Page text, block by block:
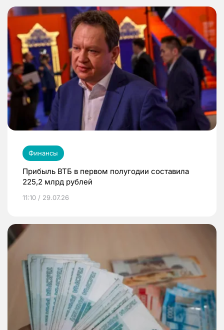
Финансы
Прибыль ВТБ в первом полугодии составила
225,2 млрд рублей
11:10 / 29.07.26